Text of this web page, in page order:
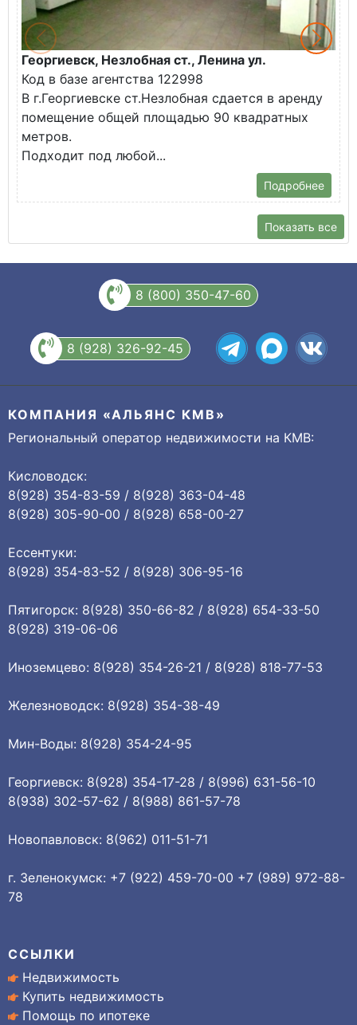
Георгиевск, Незлобная ст., Ленина ул.
Код в базе агентства 122998
В г.Георгиевске ст.Незлобная сдается в аренду
помещение общей площадью 90 квадратных
метров.
Подходит под любой...
Подробнее
Показать все
8 (800) 350-47-60
8 (928) 326-92-45
КОМПАНИЯ «АЛЬЯНС КМВ»
Региональный оператор недвижимости на КМВ:
Кисловодск:
8(928) 354-83-59 / 8(928) 363-04-48
8(928) 305-90-00 / 8(928) 658-00-27
Ессентуки:
8(928) 354-83-52 / 8(928) 306-95-16
Пятигорск: 8(928) 350-66-82 / 8(928) 654-33-50
8(928) 319-06-06
Иноземцево: 8(928) 354-26-21 / 8(928) 818-77-53
Железноводск: 8(928) 354-38-49
Мин-Воды: 8(928) 354-24-95
Георгиевск: 8(928) 354-17-28 / 8(996) 631-56-10
8(938) 302-57-62 / 8(988) 861-57-78
Новопавловск: 8(962) 011-51-71
г. Зеленокумск: +7 (922) 459-70-00 +7 (989) 972-88-
78
ССЫЛКИ
Недвижимость
Купить недвижимость
Помощь по ипотеке